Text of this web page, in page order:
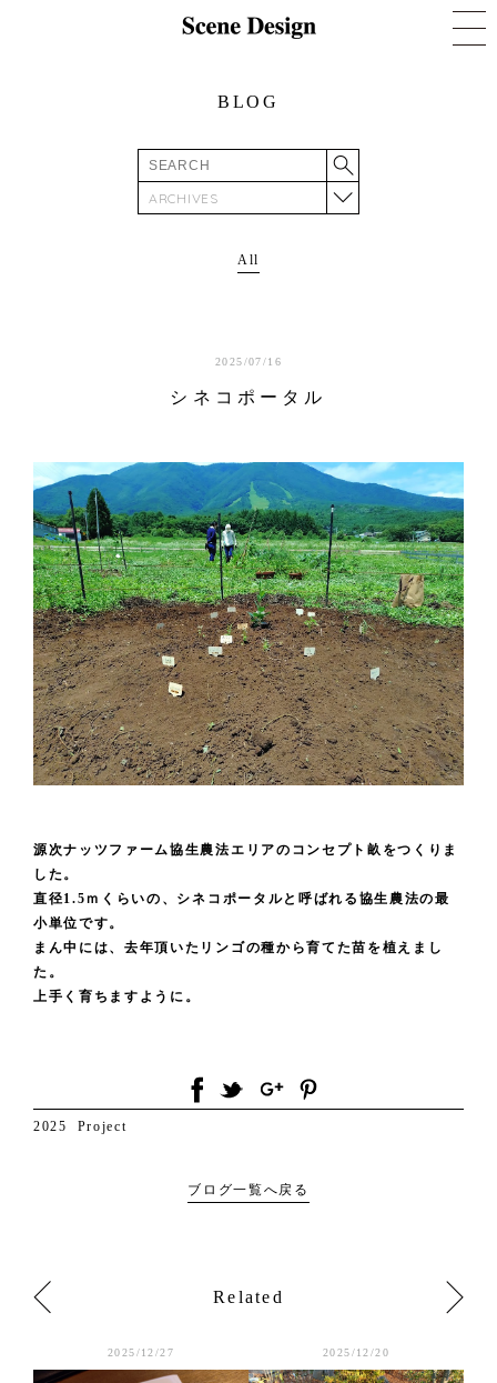
BLOG
ARCHIVES
All
2025/07/16
シネコポータル
源次ナッツファーム協生農法エリアのコンセプト畝をつくりま
した。
直径1.5ｍくらいの、シネコポータルと呼ばれる協生農法の最
小単位です。
まん中には、去年頂いたリンゴの種から育てた苗を植えまし
た。
上手く育ちますように。
2025 Project
ブログ一覧へ戻る
Related
2025/12/27 2025/12/20